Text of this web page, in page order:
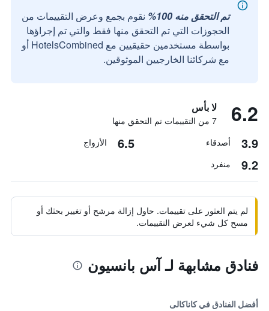
تم التحقق منه 100%
نقوم بجمع وعرض التقييمات من
الحجوزات التي تم التحقق منها فقط والتي تم إجراؤها
بواسطة مستخدمين حقيقيين مع HotelsCombined أو
مع شركائنا الخارجيين الموثوقين.
6.2 لا بأس
7 من التقييمات تم التحقق منها
3.9 أصدقاء 6.5 الأزواج
9.2 منفرد
لم يتم العثور على تقييمات. حاول إزالة مرشح أو تغيير بحثك أو
مسح كل شيء لعرض التقييمات.
فنادق مشابهة لـ آس بانسيون
أفضل الفنادق في كاناكالى